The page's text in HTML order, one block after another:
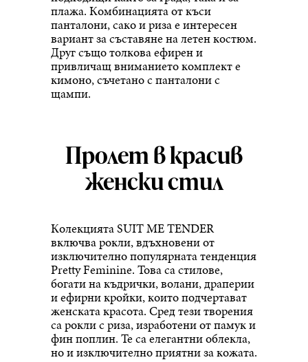
плажа. Комбинацията от къси
панталони, сако и риза е интересен
вариант за съставяне на летен костюм.
Друг също толкова ефирен и
привличащ вниманието комплект е
кимоно, съчетано с панталони с
щампи.
Пролет в красив
женски стил
Колекцията SUIT ME TENDER
включва рокли, вдъхновени от
изключително популярната тенденция
Pretty Feminine. Това са стилове,
богати на къдрички, волани, драперии
и ефирни кройки, които подчертават
женската красота. Сред тези творения
са рокли с риза, изработени от памук и
фин поплин. Те са елегантни облекла,
но и изключително приятни за кожата.